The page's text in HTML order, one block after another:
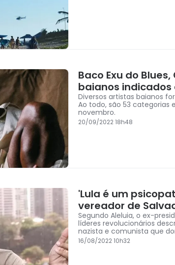
Baco Exu do
baianos indicados
Diversos artistas baianos
Ao todo, são 53 categorias
novembro.
20/09/2022 18h48
'Lula é um
vereador de
Segundo Aleluia, o ex-
líderes revolucionários
nazista e comunista que
16/08/2022 10h32